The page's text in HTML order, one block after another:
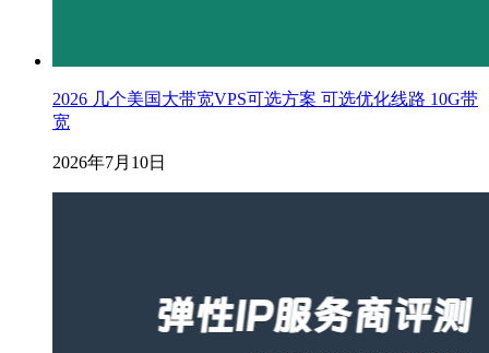
2026 几个美国大带宽VPS可选方案 可选优化线路 10G带
宽
2026年7月10日